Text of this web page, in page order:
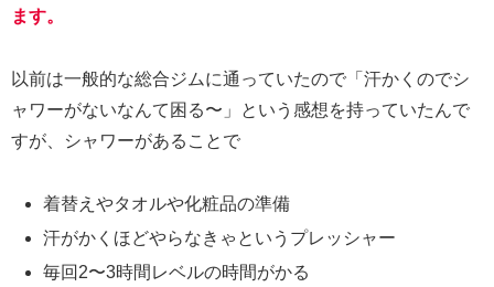
ます。
以前は一般的な総合ジムに通っていたので「汗かくのでシ
ャワーがないなんて困る〜」という感想を持っていたんで
すが、シャワーがあることで
着替えやタオルや化粧品の準備
汗がかくほどやらなきゃというプレッシャー
毎回2〜3時間レベルの時間がかる